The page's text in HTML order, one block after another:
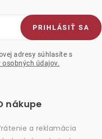
adresy súhlasíte s
údajov.
PRIHLÁSIŤ SA
nákupe
a reklamácia